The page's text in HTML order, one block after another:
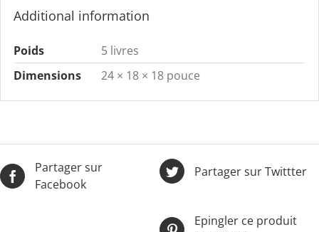
Additional information
Poids
5 livres
Dimensions
24 × 18 × 18 pouce
Partager sur
Facebook
Partager sur Twittter
Epingler ce produit